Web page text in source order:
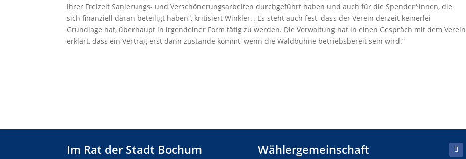
ihrer Freizeit Sanierungs- und Verschönerungsarbeiten durchgeführt haben und auch für die Spender*innen, die
sich finanziell daran beteiligt haben“, kritisiert Winkler. „Es steht auch fest, dass der Verein derzeit keinerlei
Grundlage hat, überhaupt in irgendeiner Form tätig zu werden. Die Verwaltung hat in einen Gespräch mit dem Verein
erklärt, dass ein Vertrag erst dann zustande kommt, wenn die Waldbühne betriebsbereit sein wird.“
Im Rat der Stadt Bochum Wählergemeinschaft